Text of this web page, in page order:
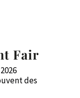
Fair
des